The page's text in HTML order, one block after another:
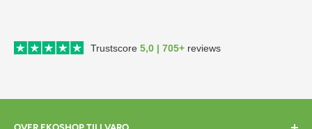
Trustscore 5,0 | 705+ reviews